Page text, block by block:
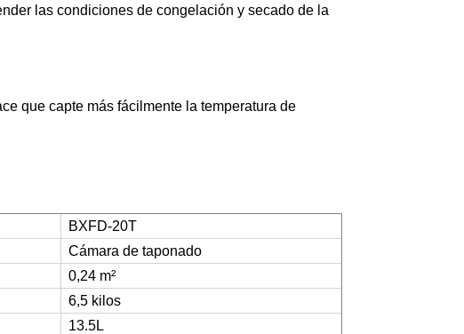
las condiciones de congelación y secado de la
que capte más fácilmente la temperatura de
BXFD-20T
Cámara de taponado
0,24 m²
6,5 kilos
13.5L